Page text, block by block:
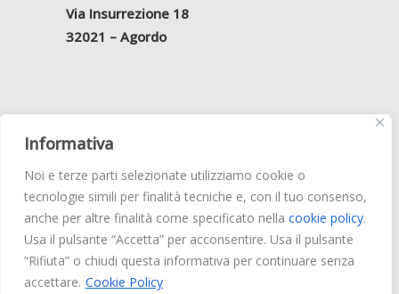
Informativa
Noi e terze parti selezionate utilizziamo cookie o
tecnologie simili per finalità tecniche e, con il tuo consenso,
anche per altre finalità come specificato nella cookie policy.
Usa il pulsante “Accetta” per acconsentire. Usa il pulsante
“Rifiuta” o chiudi questa informativa per continuare senza
accettare. Cookie Policy
Via Insurrezione 18
32021 – Agordo
Belluno Odontoiatrica S.r.l
Via Vittorio Veneto, 205 – 32100 Belluno
Reg. Impr. BL 01129220255
Cap. Soc. € 15.000 i.v. –Privacy Policy